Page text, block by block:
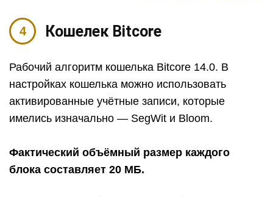
Кошелек Bitcore
Рабочий алгоритм кошелька Bitcore 14.0. В
настройках кошелька можно использовать
активированные учётные записи, которые
имелись изначально — SegWit и Bloom.
Фактический объёмный размер каждого
блока составляет 20 МБ.